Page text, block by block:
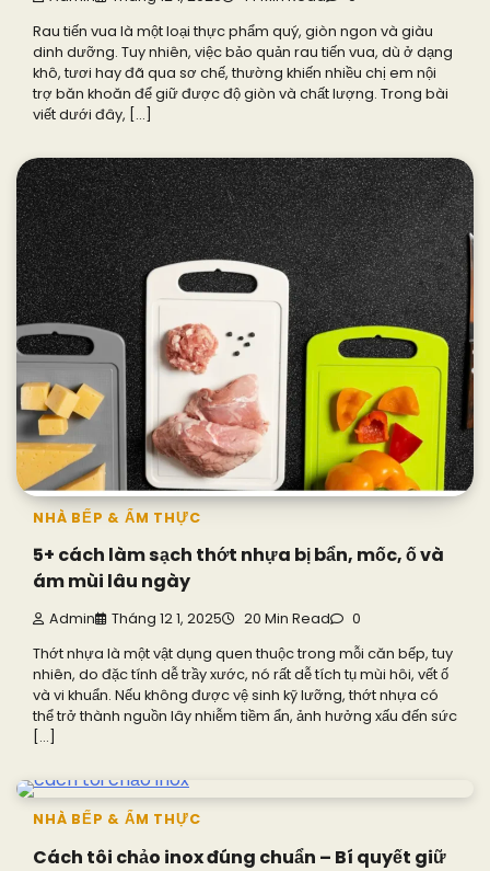
Rau tiến vua là một loại thực phẩm quý, giòn ngon và giàu
dinh dưỡng. Tuy nhiên, việc bảo quản rau tiến vua, dù ở dạng
khô, tươi hay đã qua sơ chế, thường khiến nhiều chị em nội
trợ băn khoăn để giữ được độ giòn và chất lượng. Trong bài
viết dưới đây, […]
NHÀ BẾP & ẨM THỰC
5+ cách làm sạch thớt nhựa bị bẩn, mốc, ố và
ám mùi lâu ngày
Admin Tháng 12 1, 2025 20 Min Read 0
Thớt nhựa là một vật dụng quen thuộc trong mỗi căn bếp, tuy
nhiên, do đặc tính dễ trầy xước, nó rất dễ tích tụ mùi hôi, vết ố
và vi khuẩn. Nếu không được vệ sinh kỹ lưỡng, thớt nhựa có
thể trở thành nguồn lây nhiễm tiềm ẩn, ảnh hưởng xấu đến sức
[…]
NHÀ BẾP & ẨM THỰC
Cách tôi chảo inox đúng chuẩn – Bí quyết giữ